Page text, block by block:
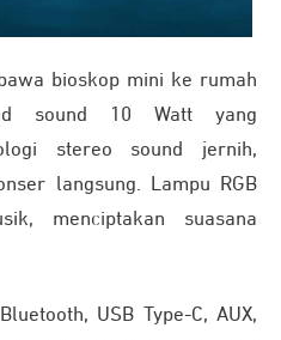
bioskop mini ke rumah
sound 10 Watt yang
stereo sound jernih,
langsung. Lampu RGB
menciptakan suasana
USB Type-C, AUX,